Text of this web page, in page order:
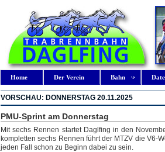
Home Der Verein Bahn
VORSCHAU: DONNERSTAG 20.11.2025
PMU-Sprint am Donnerstag
Mit sechs Rennen startet Daglfing in den
kompletten sechs Rennen führt der MTZV die V6-
jeden Fall schon zu Beginn dabei zu sein.